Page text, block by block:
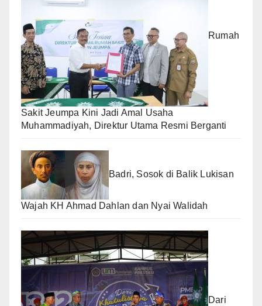
Rumah
Sakit Jeumpa Kini Jadi Amal Usaha
Muhammadiyah, Direktur Utama Resmi Berganti
Badri, Sosok di Balik Lukisan
Wajah KH Ahmad Dahlan dan Nyai Walidah
Dari